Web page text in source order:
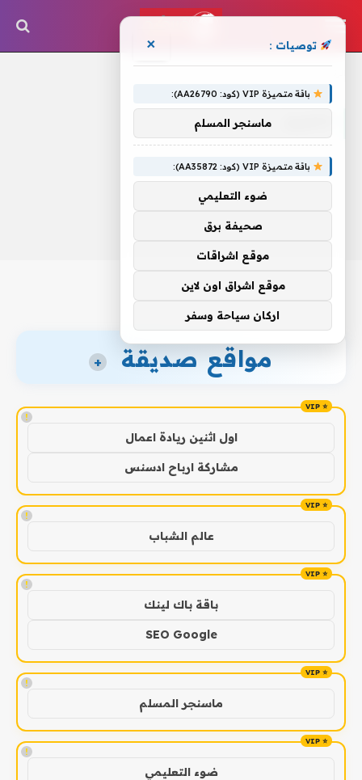
مواقع صديقة +
!
اول اثنين ريادة اعمال
مشاركة ارباح ادسنس
!
عالم الشباب
!
باقة باك لينك
SEO Google
!
ماسنجر المسلم
!
ضوء التعليمي
توصيات : ×
باقة متميزة VIP (كود: AA26790):
ماسنجر المسلم
باقة متميزة VIP (كود: AA35872):
ضوء التعليمي
صحيفة برق
موقع اشراقات
موقع اشراق اون لاين
اركان سياحة وسفر